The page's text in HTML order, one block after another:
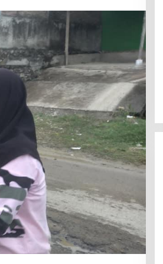
Efektif Cegah Kemacetan BBM,
Pos Pantau Polresta Mamuju
Amankan Jalur SPBU Kali Mamuju